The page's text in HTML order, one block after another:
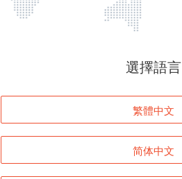
頁面無法顯示
登入
返回首頁
選擇語言
繁體中文
简体中文